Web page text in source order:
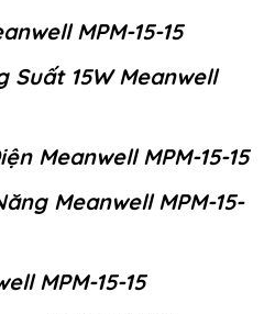
MPM-15-15
Suất 15W Meanwell
Meanwell MPM-15-15
Meanwell MPM-15-
MPM-15-15